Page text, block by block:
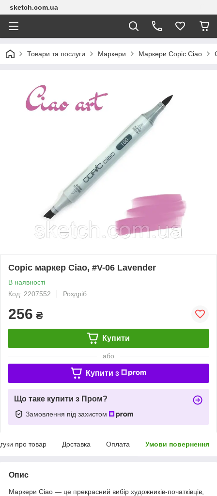
sketch.com.ua
Товари та послуги Маркери Маркери Copic Сіао
Copic маркер Ciao, #V-06 Lavender
В наявності
Код: 2207552
Роздріб
256 ₴
Купити
або
Купити з
Що таке купити з Пром?
Замовлення під захистом
про товар Доставка Оплата Умови повернення
Опис
Маркери Ciao — це прекрасний вибір художників-початківців,